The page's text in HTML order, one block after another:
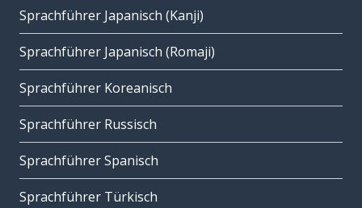
Sprachführer Japanisch (Kanji)
Sprachführer Japanisch (Romaji)
Sprachführer Koreanisch
Sprachführer Russisch
Sprachführer Spanisch
Sprachführer Türkisch